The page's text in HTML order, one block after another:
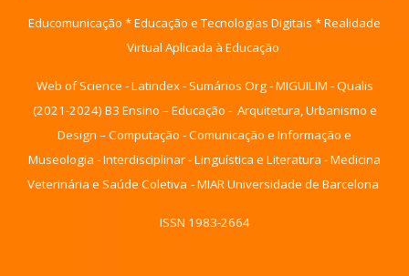
Educomunicação * Educação e Tecnologias Digitais * Realidade
Virtual Aplicada à Educação
Web of Science - Latindex - Sumários Org - MIGUILIM - Qualis
(2021-2024) B3 Ensino – Educação - Arquitetura, Urbanismo e
Design – Computação - Comunicação e Informação e
Museologia - Interdisciplinar - Linguística e Literatura - Medicina
Veterinária e Saúde Coletiva - MIAR Universidade de Barcelona
ISSN 1983-2664